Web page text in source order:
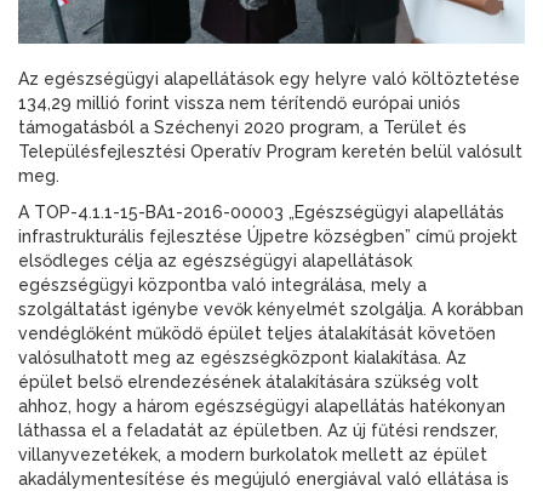
Az egészségügyi alapellátások egy helyre való költöztetése
134,29 millió forint vissza nem térítendő európai uniós
támogatásból a Széchenyi 2020 program, a Terület és
Településfejlesztési Operatív Program keretén belül valósult
meg.
A TOP-4.1.1-15-BA1-2016-00003 „Egészségügyi alapellátás
infrastrukturális fejlesztése Újpetre községben” című projekt
elsődleges célja az egészségügyi alapellátások
egészségügyi központba való integrálása, mely a
szolgáltatást igénybe vevők kényelmét szolgálja. A korábban
vendéglőként működő épület teljes átalakítását követően
valósulhatott meg az egészségközpont kialakítása. Az
épület belső elrendezésének átalakítására szükség volt
ahhoz, hogy a három egészségügyi alapellátás hatékonyan
láthassa el a feladatát az épületben. Az új fűtési rendszer,
villanyvezetékek, a modern burkolatok mellett az épület
akadálymentesítése és megújuló energiával való ellátása is